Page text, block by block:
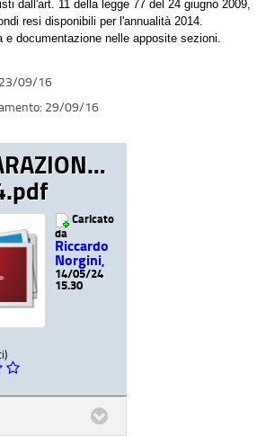
dall'art. 11 della legge 77 del 24 giugno 2009,
resi disponibili per l'annualità 2014.
e documentazione nelle apposite sezioni.
23/09/16
29/09/16
Caricato
da
Riccardo
Norgini
14/05/24
15.30